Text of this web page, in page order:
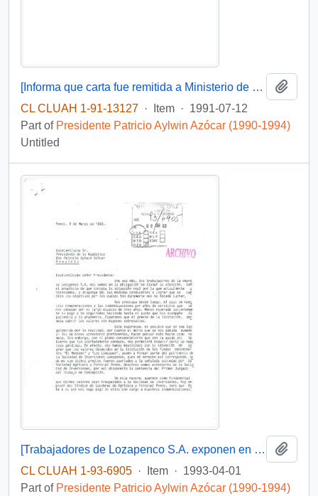
[Informa que carta fue remitida a Ministerio de Educación Pública, mediante Of. GAB. PRES. (0) 91/2438]
CL CLUAH 1-91-13127 · Item · 1991-07-12
Part of Presidente Patricio Aylwin Azócar (1990-1994)
Untitled
[Trabajadores de Lozapenco S.A. exponen en relación pago de remuneraciones e indemnizaciones y solicitan gestión]
CL CLUAH 1-93-6905 · Item · 1993-04-01
Part of Presidente Patricio Aylwin Azócar (1990-1994)